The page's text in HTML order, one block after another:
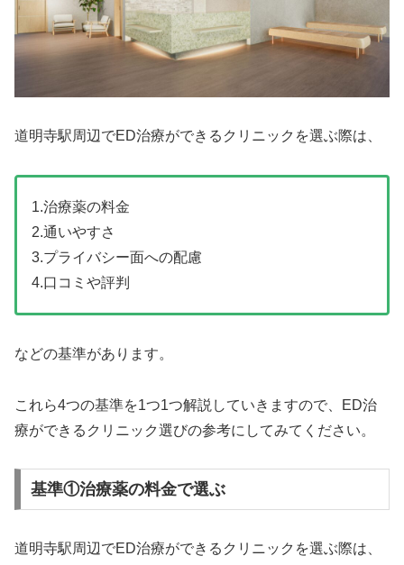
道明寺駅周辺でED治療ができるクリニックを選ぶ際は、
1.治療薬の料金
2.通いやすさ
3.プライバシー面への配慮
4.口コミや評判
などの基準があります。
これら4つの基準を1つ1つ解説していきますので、ED治
療ができるクリニック選びの参考にしてみてください。
基準①治療薬の料金で選ぶ
道明寺駅周辺でED治療ができるクリニックを選ぶ際は、